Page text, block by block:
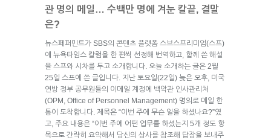
관 명의 메일… 수백만 명에 겨눈 칼끝, 결말
은?
뉴스페퍼민트가 SBS의 콘텐츠 플랫폼 스브스프리미엄(스프)
에 뉴욕타임스 칼럼을 한 편씩 선정해 번역하고, 함께 쓴 해설
을 스프와 시차를 두고 소개합니다. 오늘 소개하는 글은 2월
25일 스프에 쓴 글입니다. 지난 토요일(22일) 늦은 오후, 미국
연방 정부 공무원들의 이메일 계정에 백악관 인사관리처
(OPM, Office of Personnel Management) 명의로 메일 한
통이 도착합니다. 제목은 “이번 주에 무슨 일을 하셨나요?”였
고, 주요 내용은 “이번 주에 어떤 업무를 하셨는지 5개 정도 항
목으로 간략히 요약해서 당신의 상사를 참조해 답장을 보내주